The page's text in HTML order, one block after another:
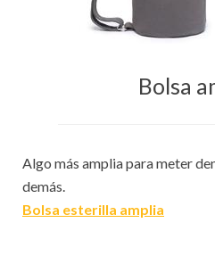
Bolsa
Algo más amplia para meter
demás.
Bolsa esterilla amplia